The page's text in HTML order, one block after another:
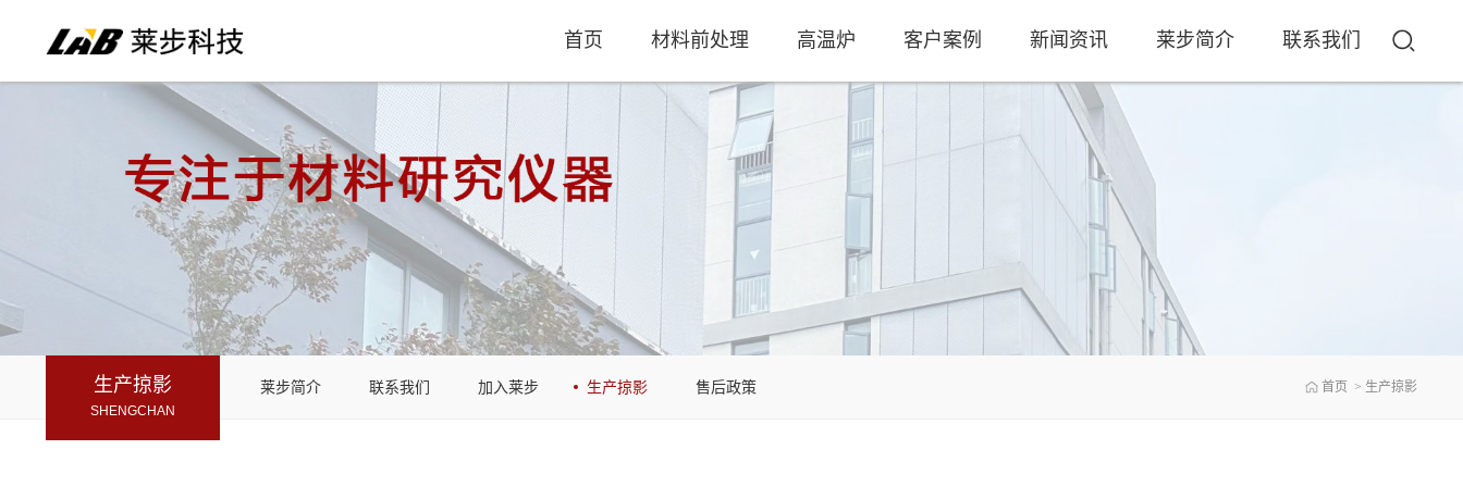
首页 材料前处理 高温炉 客户案例 新闻资讯 莱步简介 联系我们
首页 > 生产掠影
生产掠影
SHENGCHAN
莱步简介 联系我们 加入莱步 生产掠影 售后政策